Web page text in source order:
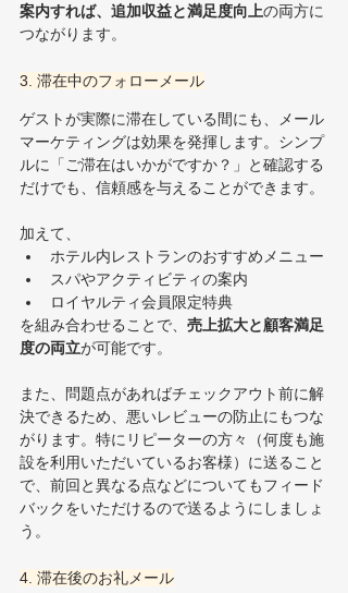
案内すれば、追加収益と満足度向上の両方に
つながります。
3. 滞在中のフォローメール
ゲストが実際に滞在している間にも、メール
マーケティングは効果を発揮します。シンプ
ルに「ご滞在はいかがですか？」と確認する
だけでも、信頼感を与えることができます。
加えて、
ホテル内レストランのおすすめメニュー
スパやアクティビティの案内
ロイヤルティ会員限定特典
を組み合わせることで、 売上拡大と顧客満足
度の両立が可能です。
また、問題点があればチェックアウト前に解
決できるため、悪いレビューの防止にもつな
がります。特にリピーターの方々（何度も施
設を利用いただいているお客様）に送ること
で、前回と異なる点などについてもフィード
バックをいただけるので送るようにしましょ
う。
4. 滞在後のお礼メール